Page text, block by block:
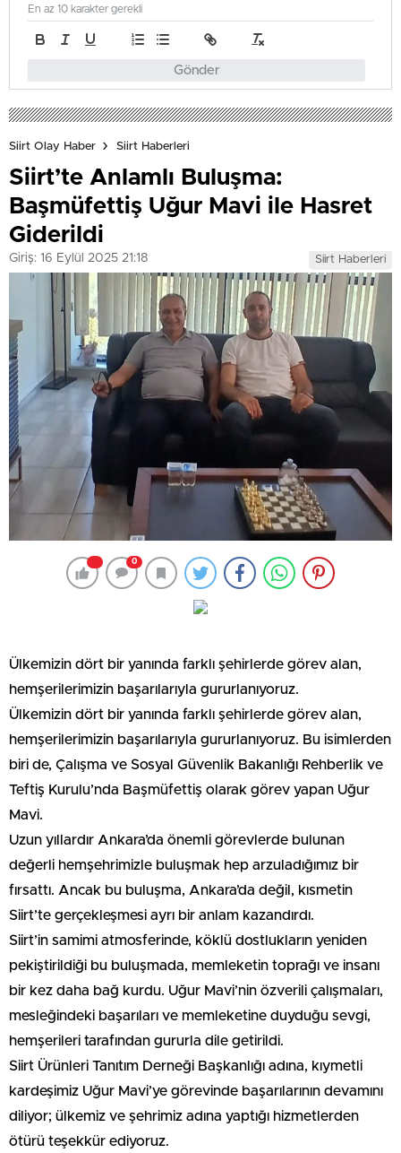
Gönder
En az 10 karakter gerekli
Siirt Olay Haber Siirt Haberleri
Siirt’te Anlamlı Buluşma:
Başmüfettiş Uğur Mavi ile Hasret
Giderildi
Giriş: 16 Eylül 2025 21:18 Siirt Haberleri
0
Ülkemizin dört bir yanında farklı şehirlerde görev alan,
hemşerilerimizin başarılarıyla gururlanıyoruz.
Ülkemizin dört bir yanında farklı şehirlerde görev alan,
hemşerilerimizin başarılarıyla gururlanıyoruz. Bu isimlerden
biri de, Çalışma ve Sosyal Güvenlik Bakanlığı Rehberlik ve
Teftiş Kurulu’nda Başmüfettiş olarak görev yapan Uğur
Mavi.
Uzun yıllardır Ankara’da önemli görevlerde bulunan
değerli hemşehrimizle buluşmak hep arzuladığımız bir
fırsattı. Ancak bu buluşma, Ankara’da değil, kısmetin
Siirt’te gerçekleşmesi ayrı bir anlam kazandırdı.
Siirt’in samimi atmosferinde, köklü dostlukların yeniden
pekiştirildiği bu buluşmada, memleketin toprağı ve insanı
bir kez daha bağ kurdu. Uğur Mavi’nin özverili çalışmaları,
mesleğindeki başarıları ve memleketine duyduğu sevgi,
hemşerileri tarafından gururla dile getirildi.
Siirt Ürünleri Tanıtım Derneği Başkanlığı adına, kıymetli
kardeşimiz Uğur Mavi’ye görevinde başarılarının devamını
diliyor; ülkemiz ve şehrimiz adına yaptığı hizmetlerden
ötürü teşekkür ediyoruz.